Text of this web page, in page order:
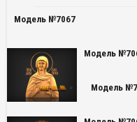
Модель №7067
Модель
Модель